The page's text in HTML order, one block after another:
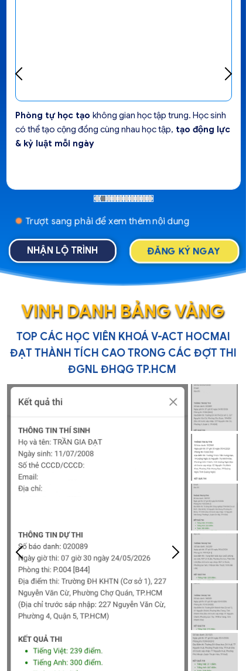
Trượt sang phải để xem thêm nội dung
Phòng tự học tạo không gian học tập trung. Học sinh
có thể tạo cộng đồng cùng nhau học tập, tạo động lực
& kỷ luật mỗi ngày
NHẬN LỘ TRÌNH ĐĂNG KÝ NGAY
TOP CÁC HỌC VIÊN KHOÁ V-ACT HOCMAI
ĐẠT THÀNH TÍCH CAO TRONG CÁC ĐỢT THI
ĐGNL ĐHQG TP.HCM
VINH DANH BẢNG VÀNG